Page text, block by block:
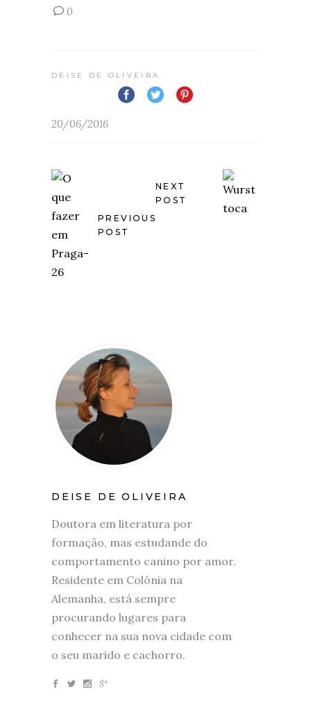
0
DEISE DE OLIVEIRA
20/06/2016
PREVIOUS
POST
NEXT
POST
DEISE DE OLIVEIRA
Doutora em literatura por
formação, mas estudande do
comportamento canino por amor.
Residente em Colônia na
Alemanha, está sempre
procurando lugares para
conhecer na sua nova cidade com
o seu marido e cachorro.